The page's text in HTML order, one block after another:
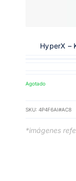
HyperX –
Agotado
SKU: 4P4F6AI#AC8
*imágenes